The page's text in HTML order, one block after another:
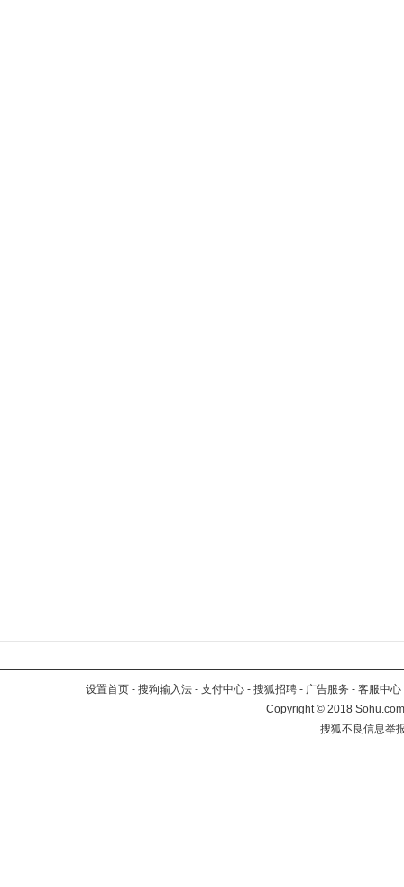
设置首页 - 搜狗输入法 - 支付中心 - 搜狐招聘 - 广告服务 - 客服中心
Copyright©2018
搜狐不良信息举